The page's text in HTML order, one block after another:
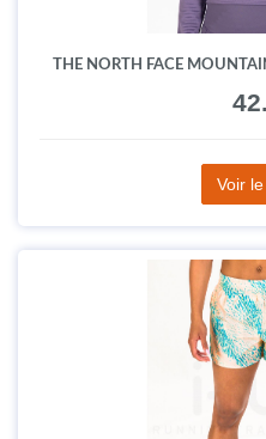
THE NORTH FACE
Voir